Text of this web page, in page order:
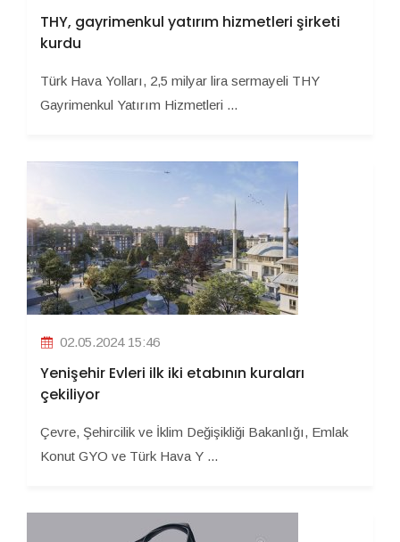
THY, gayrimenkul yatırım hizmetleri şirketi
kurdu
Türk Hava Yolları, 2,5 milyar lira sermayeli THY
Gayrimenkul Yatırım Hizmetleri ...
02.05.2024 15:46
Yenişehir Evleri ilk iki etabının kuraları
çekiliyor
Çevre, Şehircilik ve İklim Değişikliği Bakanlığı, Emlak
Konut GYO ve Türk Hava Y ...